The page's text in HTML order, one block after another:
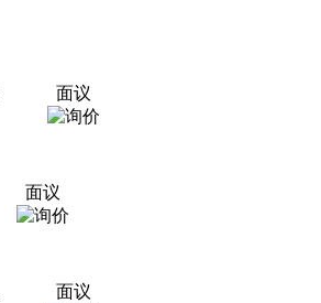
面议
面议
面议